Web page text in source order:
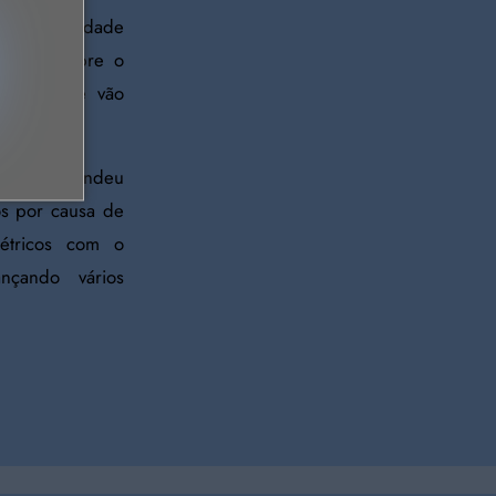
oportunidade
sobre o
que vão
que entendeu
por causa de
com o
vários